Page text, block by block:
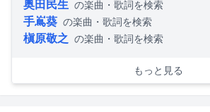
奥田民生 の楽曲・歌詞を検索
手嶌葵 の楽曲・歌詞を検索
槇原敬之 の楽曲・歌詞を検索
もっと見る